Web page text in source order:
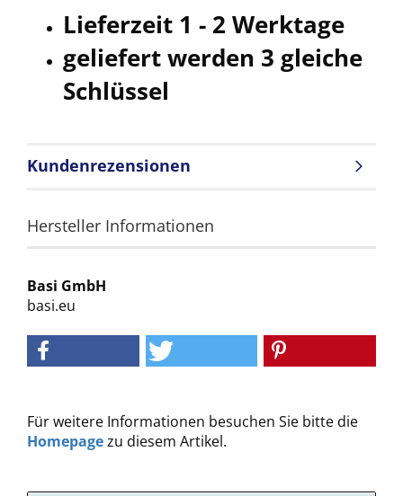
Lieferzeit 1 - 2 Werktage
geliefert werden 3 gleiche
Schlüssel
Kundenrezensionen
Hersteller Informationen
Basi GmbH
basi.eu
Für weitere Informationen besuchen Sie bitte die
Homepagezu diesem Artikel.